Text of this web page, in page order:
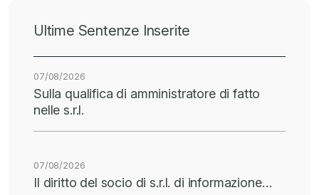
Ultime Sentenze Inserite
07/08/2026
Sulla qualifica di amministratore di fatto
nelle s.r.l.
07/08/2026
Il diritto del socio di s.r.l. di informazione…